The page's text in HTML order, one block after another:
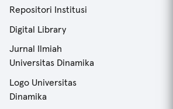
Repositori Institusi
Digital Library
Jurnal Ilmiah
Universitas Dinamika
Logo Universitas
Dinamika